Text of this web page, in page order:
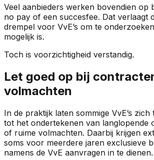
Veel aanbieders werken bovendien op
no pay of een succesfee. Dat verlaagt
drempel voor VvE’s om te
mogelijk is.
Toch is voorzichtigheid verstandig.
Let goed op bij
volmachten
In de praktijk laten sommige VvE’s
tot het ondertekenen van langlopende
of ruime volmachten. Daarbij krijgen
soms voor meerdere jaren exclusieve
namens de VvE aanvragen in te dienen.